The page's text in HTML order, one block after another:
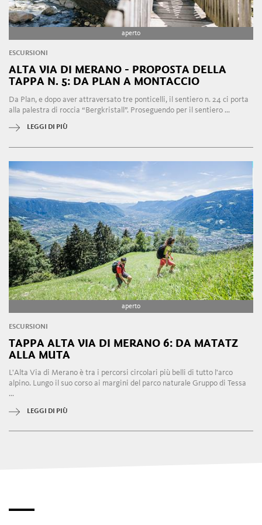
aperto
ESCURSIONI
ALTA VIA DI MERANO - PROPOSTA DELLA
TAPPA N. 5: DA PLAN A MONTACCIO
Da Plan, e dopo aver attraversato tre ponticelli, il sentiero n. 24 ci porta
alla palestra di roccia “Bergkristall”. Proseguendo per il sentiero ...
LEGGI DI PIÙ
aperto
ESCURSIONI
TAPPA ALTA VIA DI MERANO 6: DA MATATZ
ALLA MUTA
L'Alta Via di Merano è tra i percorsi circolari più belli di tutto l'arco
alpino. Lungo il suo corso ai margini del parco naturale Gruppo di Tessa
...
LEGGI DI PIÙ